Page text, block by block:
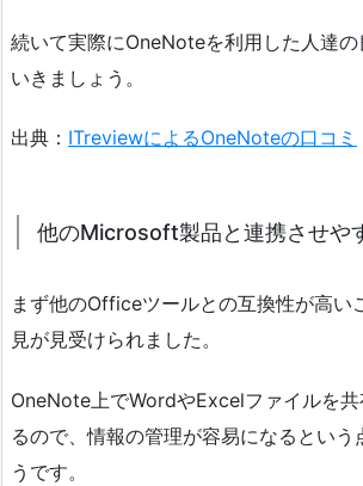
続いて実際にOneNoteを利用した人達の
いきましょう。
出典： ITreviewによるOneNoteの口コミ
他のMicrosoft製品と連携させや
まず他のOfficeツールとの互換性が高い
見が見受けられました。
OneNote上でWordやExcelファイルを共
るので、情報の管理が容易になるという
うです。